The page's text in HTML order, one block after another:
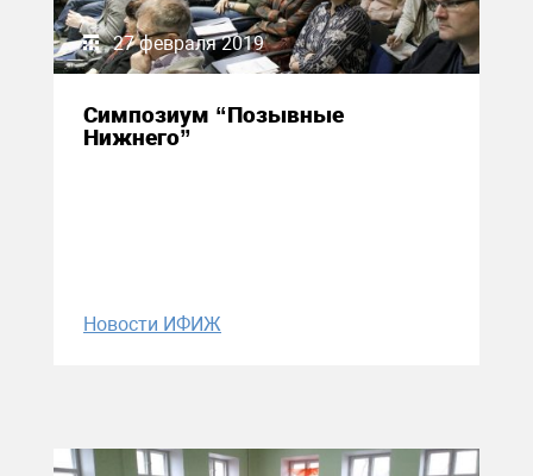
27 февраля 2019
Симпозиум “Позывные
Нижнего”
Новости ИФИЖ